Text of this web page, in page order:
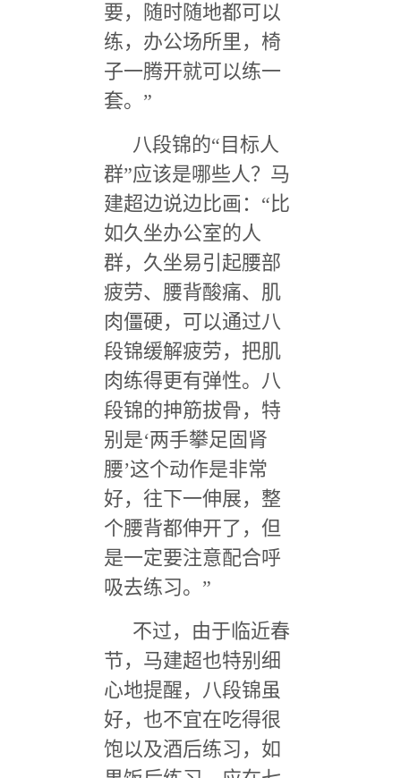
要，随时随地都可以
练，办公场所里，椅
子一腾开就可以练一
套。 ”
八段锦的“ 目标人
群”应该是哪些人？马
建超边说边比画： “ 比
如久坐办公室的人
群，久坐易引起腰部
疲劳、腰背酸痛、肌
肉僵硬，可以通过八
段锦缓解疲劳，把肌
肉练得更有弹性。八
段锦的抻筋拔骨，特
别是‘两手攀足固肾
腰’这个动作是非常
好，往下一伸展，整
个腰背都伸开了，但
是一定要注意配合呼
吸去练习。 ”
不过，由于临近春
节，马建超也特别细
心地提醒，八段锦虽
好，也不宜在吃得很
饱以及酒后练习，如